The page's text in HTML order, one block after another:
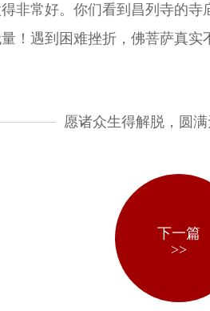
非常好。你们看到昌列寺的
！遇到困难挫折，佛菩萨真
愿诸众生得解脱，圆满
下一篇
>>